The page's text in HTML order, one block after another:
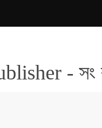
- সং